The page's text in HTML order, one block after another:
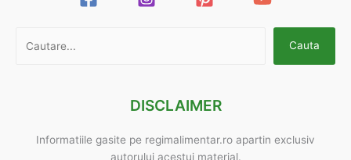
Cauta
DISCLAIMER
Informatiile gasite pe regimalimentar.ro apartin exclusiv
autorului acestui material.